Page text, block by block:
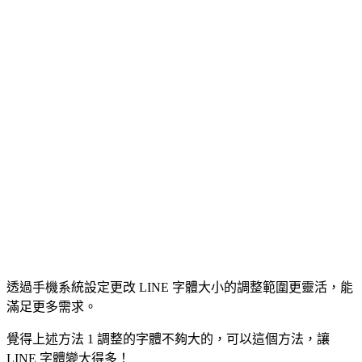
透過手機系統設定更改 LINE 字體大小的調整範圍更靈活，能
滿足更多需求。
覺得上述方法 1 調整的字體不夠大的，可以這個方法，讓
LINE 字體變大得多！